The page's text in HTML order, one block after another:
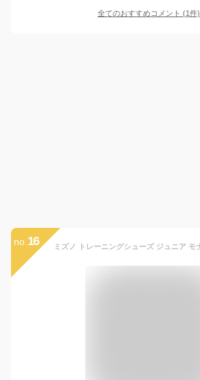
全てのおすすめコメント (1件)
no. 16